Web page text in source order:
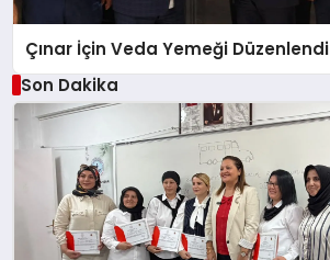
Çınar İçin Veda Yemeği Düzenlendi
Son Dakika